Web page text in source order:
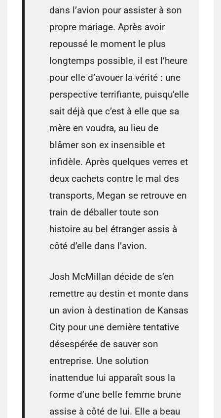
dans l’avion pour assister à son
propre mariage. Après avoir
repoussé le moment le plus
longtemps possible, il est l’heure
pour elle d’avouer la vérité : une
perspective terrifiante, puisqu’elle
sait déjà que c’est à elle que sa
mère en voudra, au lieu de
blâmer son ex insensible et
infidèle. Après quelques verres et
deux cachets contre le mal des
transports, Megan se retrouve en
train de déballer toute son
histoire au bel étranger assis à
côté d’elle dans l’avion.
Josh McMillan décide de s’en
remettre au destin et monte dans
un avion à destination de Kansas
City pour une dernière tentative
désespérée de sauver son
entreprise. Une solution
inattendue lui apparaît sous la
forme d’une belle femme brune
assise à côté de lui. Elle a beau